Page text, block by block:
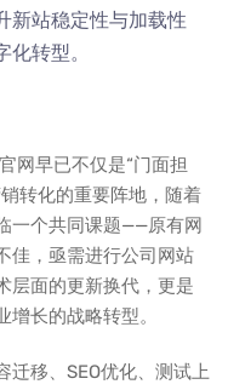
新站稳定性与加载性
转型。
网早已不仅是“门面担
转化的重要阵地，随着
一个共同课题——原有网
佳，亟需进行公司网站
层面的更新换代，更是
长的战略转型。
迁移、SEO优化、测试上